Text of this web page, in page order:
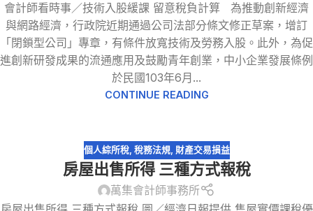
會計師看時事／技術入股緩課 留意稅負計算 為推動創新經濟
與網路經濟，行政院近期通過公司法部分條文修正草案，增訂
「閉鎖型公司」專章，有條件放寬技術及勞務入股。此外，為促
進創新研發成果的流通應用及鼓勵青年創業，中小企業發展條例
於民國103年6月...
CONTINUE READING
個人綜所稅, 稅務法規, 財產交易損益
房屋出售所得 三種方式報稅
萬集會計師事務所